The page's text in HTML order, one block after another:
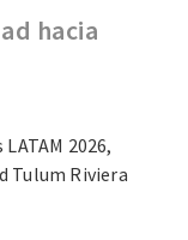
hacia
2026,
Tulum Riviera